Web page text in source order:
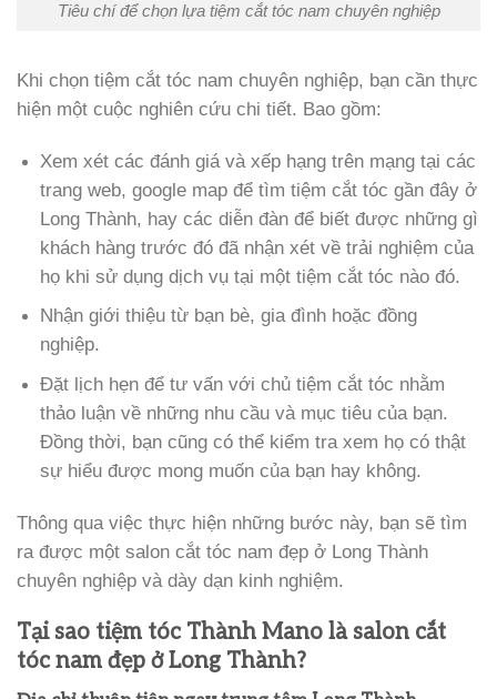
Tiêu chí để chọn lựa tiệm cắt tóc nam chuyên nghiệp
Khi chọn tiệm cắt tóc nam chuyên nghiệp, bạn cần thực
hiện một cuộc nghiên cứu chi tiết. Bao gồm:
Xem xét các đánh giá và xếp hạng trên mạng tại các
trang web, google map để tìm tiệm cắt tóc gần đây ở
Long Thành, hay các diễn đàn để biết được những gì
khách hàng trước đó đã nhận xét về trải nghiệm của
họ khi sử dụng dịch vụ tại một tiệm cắt tóc nào đó.
Nhận giới thiệu từ bạn bè, gia đình hoặc đồng
nghiệp.
Đặt lịch hẹn để tư vấn với chủ tiệm cắt tóc nhằm
thảo luận về những nhu cầu và mục tiêu của bạn.
Đồng thời, bạn cũng có thể kiểm tra xem họ có thật
sự hiểu được mong muốn của bạn hay không.
Thông qua việc thực hiện những bước này, bạn sẽ tìm
ra được một salon cắt tóc nam đẹp ở Long Thành
chuyên nghiệp và dày dạn kinh nghiệm.
Tại sao tiệm tóc Thành Mano là salon cắt
tóc nam đẹp ở Long Thành?